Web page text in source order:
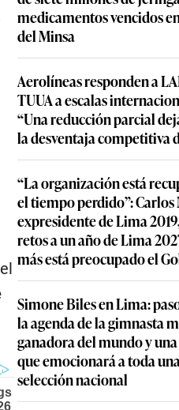
medicamentos vencidos
del Minsa
Aerolíneas responden a
TUUA a escalas
“Una reducción parcial
la desventaja competitiva
“La organización está
el tiempo perdido”: Carlos
expresidente de Lima
retos a un año de Lima
más está preocupado el
Simone Biles en Lima:
la agenda de la gimnasta
ganadora del mundo y
que emocionará a toda
selección nacional